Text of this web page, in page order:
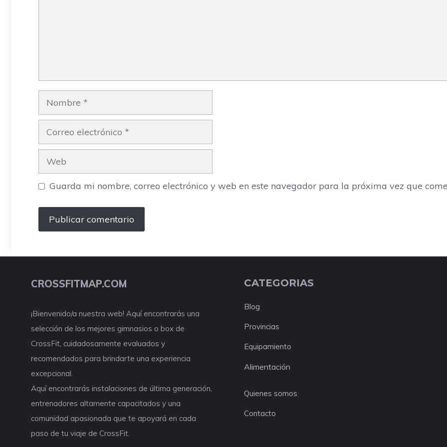
Nombre
Correo
electrónico
Web
Guarda mi nombre, correo electrónico y web en este navegador para la próxima vez que
CROSSFITMAP.COM
¡Bienvenido/a nuestra web! Aquí encontrarás una
selección de los mejores gimnasios o box de
CrossFit, cuidadosamente evaluados y
recomendados para brindarte una experiencia
excepcional.
Aquí encontrarás instalaciones de última generación,
entrenadores altamente capacitados y una
comunidad apasionada que te apoyará en cada
paso de tu viaje de CrossFit.
CATEGORIAS
Blog
Provincias
Equipamiento
Alimentación
Quienes somos
Contacto